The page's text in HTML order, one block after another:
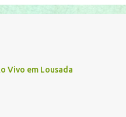
Vivo em Lousada